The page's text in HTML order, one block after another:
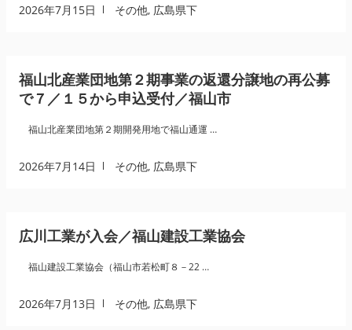
2026年7月15日 その他, 広島県下
福山北産業団地第２期事業の返還分譲地の再公募
で７／１５から申込受付／福山市
福山北産業団地第２期開発用地で福山通運 …
2026年7月14日 その他, 広島県下
広川工業が入会／福山建設工業協会
福山建設工業協会（福山市若松町８－22 …
2026年7月13日 その他, 広島県下